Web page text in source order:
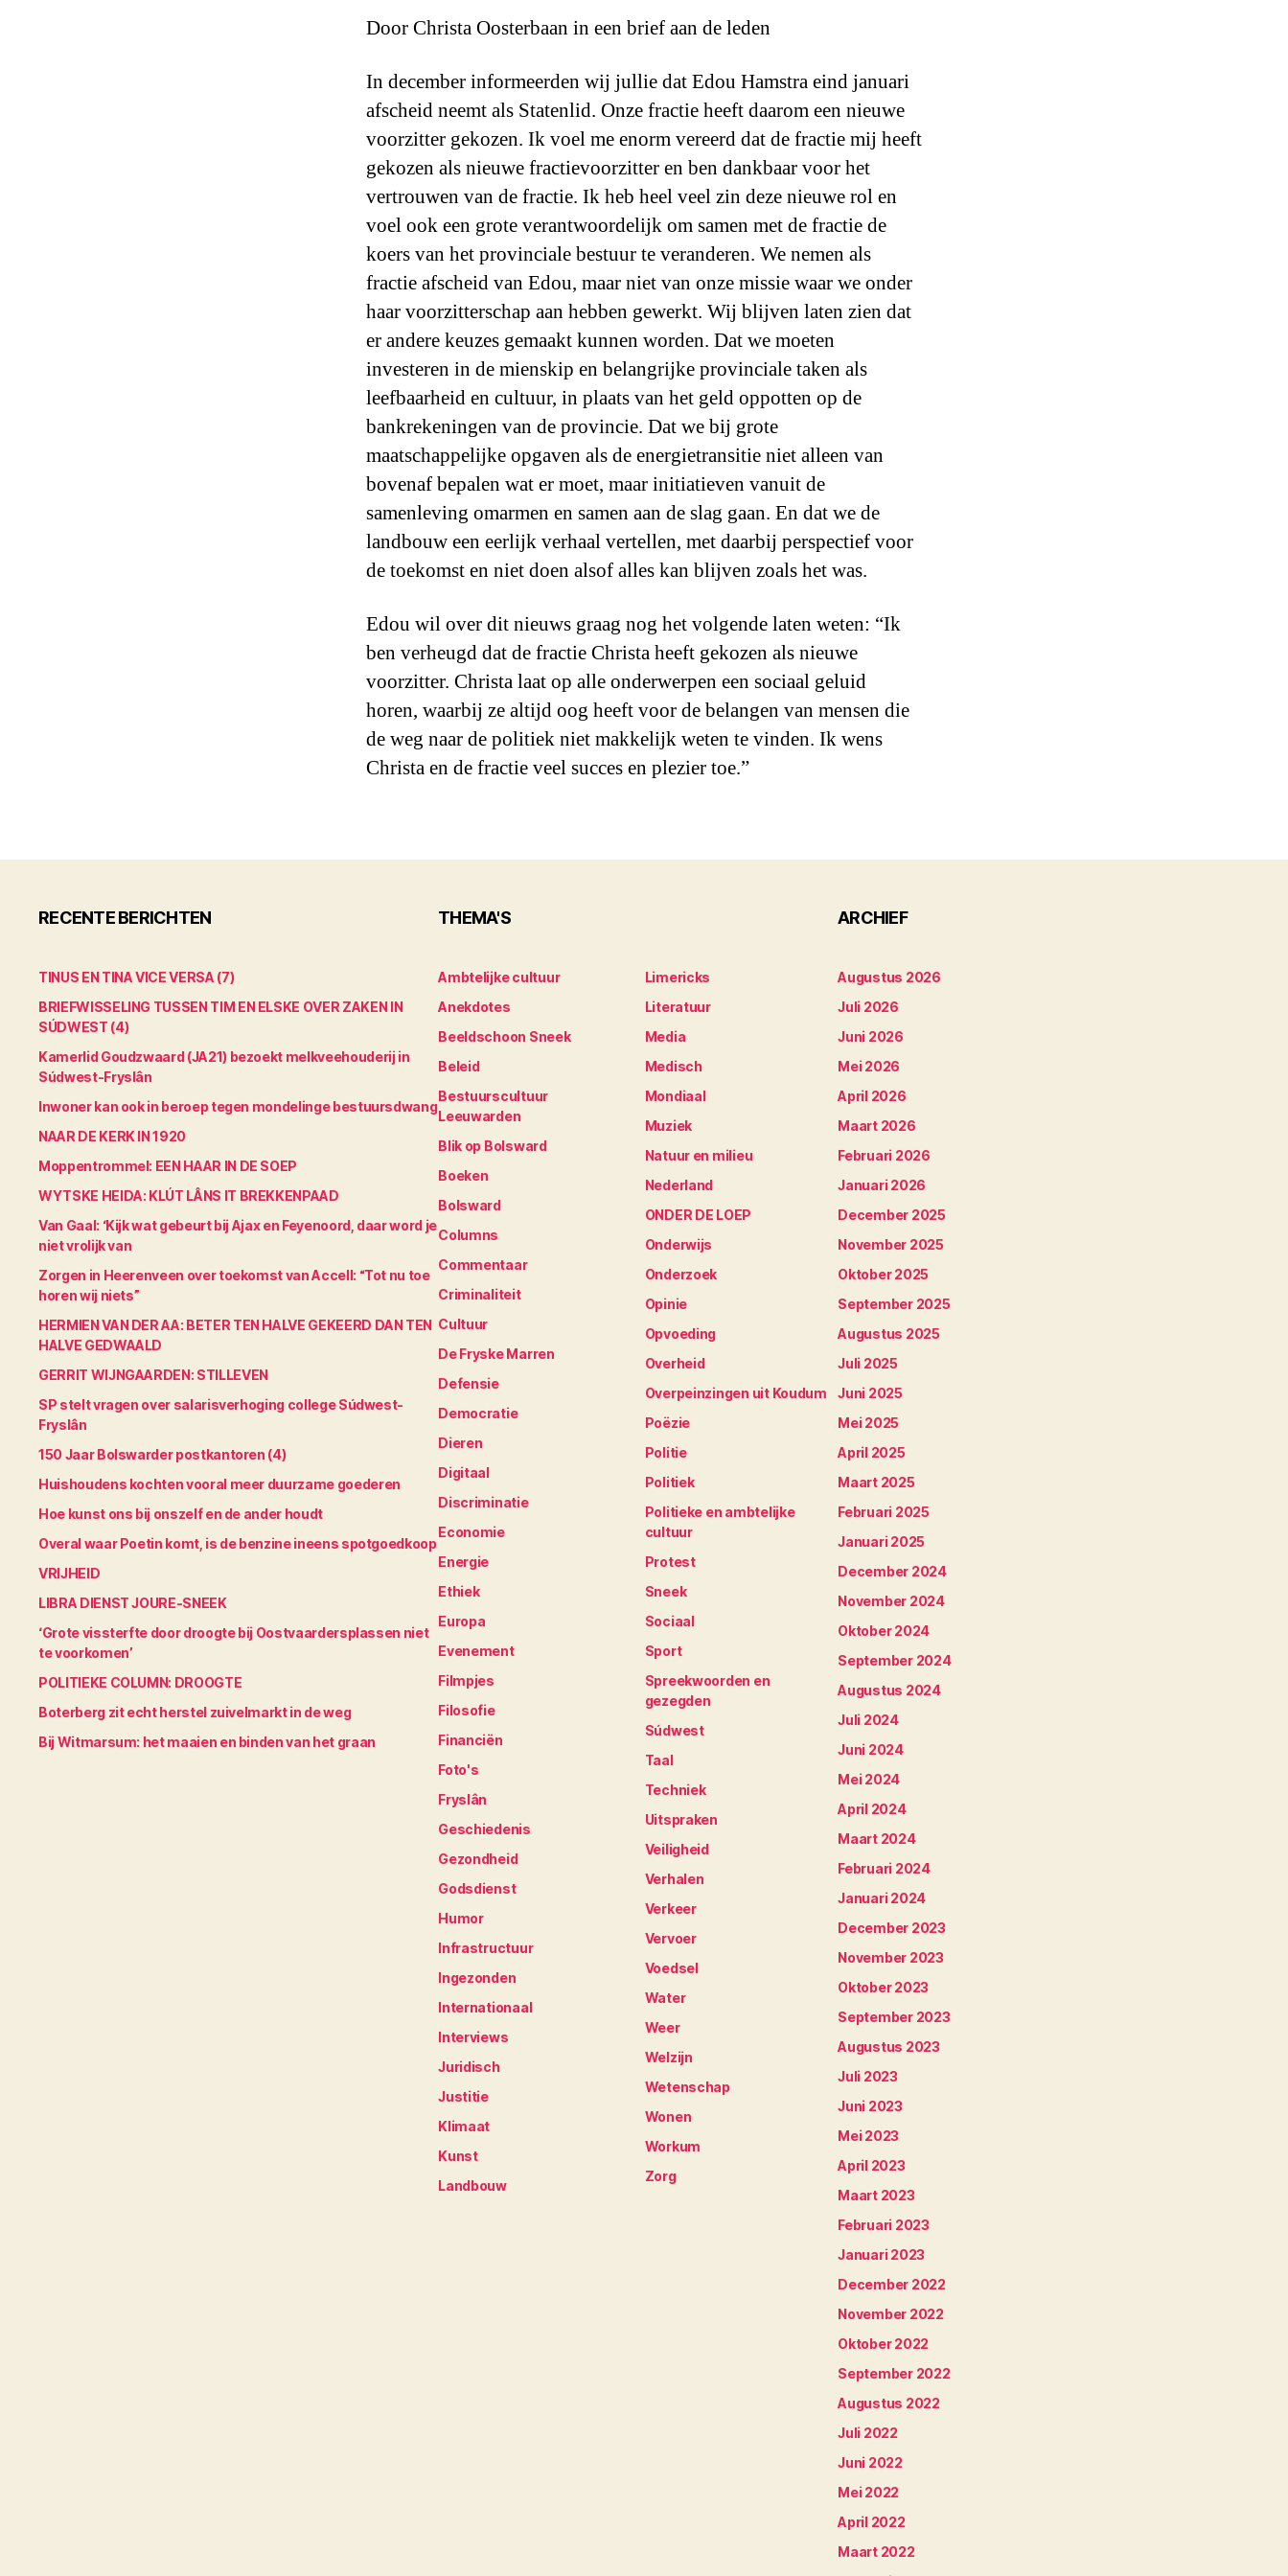
Door Christa Oosterbaan in een brief aan de leden
In december informeerden wij jullie dat Edou Hamstra eind januari
afscheid neemt als Statenlid. Onze fractie heeft daarom een nieuwe
voorzitter gekozen. Ik voel me enorm vereerd dat de fractie mij heeft
gekozen als nieuwe fractievoorzitter en ben dankbaar voor het
vertrouwen van de fractie. Ik heb heel veel zin deze nieuwe rol en
voel ook een grote verantwoordelijk om samen met de fractie de
koers van het provinciale bestuur te veranderen. We nemen als
fractie afscheid van Edou, maar niet van onze missie waar we onder
haar voorzitterschap aan hebben gewerkt. Wij blijven laten zien dat
er andere keuzes gemaakt kunnen worden. Dat we moeten
investeren in de mienskip en belangrijke provinciale taken als
leefbaarheid en cultuur, in plaats van het geld oppotten op de
bankrekeningen van de provincie. Dat we bij grote
maatschappelijke opgaven als de energietransitie niet alleen van
bovenaf bepalen wat er moet, maar initiatieven vanuit de
samenleving omarmen en samen aan de slag gaan. En dat we de
landbouw een eerlijk verhaal vertellen, met daarbij perspectief voor
de toekomst en niet doen alsof alles kan blijven zoals het was.
Edou wil over dit nieuws graag nog het volgende laten weten: “Ik
ben verheugd dat de fractie Christa heeft gekozen als nieuwe
voorzitter. Christa laat op alle onderwerpen een sociaal geluid
horen, waarbij ze altijd oog heeft voor de belangen van mensen die
de weg naar de politiek niet makkelijk weten te vinden. Ik wens
Christa en de fractie veel succes en plezier toe.”
RECENTE BERICHTEN
TINUS EN TINA VICE VERSA (7)
BRIEFWISSELING TUSSEN TIM EN ELSKE OVER ZAKEN IN
SÚDWEST (4)
Kamerlid Goudzwaard (JA21) bezoekt melkveehouderij in
Súdwest-Fryslân
Inwoner kan ook in beroep tegen mondelinge bestuursdwang
NAAR DE KERK IN 1920
Moppentrommel: EEN HAAR IN DE SOEP
WYTSKE HEIDA: KLÚT LÂNS IT BREKKENPAAD
Van Gaal: ‘Kijk wat gebeurt bij Ajax en Feyenoord, daar word je
niet vrolijk van
Zorgen in Heerenveen over toekomst van Accell: “Tot nu toe
horen wij niets”
HERMIEN VAN DER AA: BETER TEN HALVE GEKEERD DAN TEN
HALVE GEDWAALD
GERRIT WIJNGAARDEN: STILLEVEN
SP stelt vragen over salarisverhoging college Súdwest-
Fryslân
150 Jaar Bolswarder postkantoren (4)
Huishoudens kochten vooral meer duurzame goederen
Hoe kunst ons bij onszelf en de ander houdt
Overal waar Poetin komt, is de benzine ineens spotgoedkoop
VRIJHEID
LIBRA DIENST JOURE-SNEEK
‘Grote vissterfte door droogte bij Oostvaardersplassen niet
te voorkomen’
POLITIEKE COLUMN: DROOGTE
Boterberg zit echt herstel zuivelmarkt in de weg
Bij Witmarsum: het maaien en binden van het graan
THEMA'S
Ambtelijke cultuur
Anekdotes
Beeldschoon Sneek
Beleid
Bestuurscultuur
Leeuwarden
Blik op Bolsward
Boeken
Bolsward
Columns
Commentaar
Criminaliteit
Cultuur
De Fryske Marren
Defensie
Democratie
Dieren
Digitaal
Discriminatie
Economie
Energie
Ethiek
Europa
Evenement
Filmpjes
Filosofie
Financiën
Foto's
Fryslân
Geschiedenis
Gezondheid
Godsdienst
Humor
Infrastructuur
Ingezonden
Internationaal
Interviews
Juridisch
Justitie
Klimaat
Kunst
Landbouw
Limericks
Literatuur
Media
Medisch
Mondiaal
Muziek
Natuur en milieu
Nederland
ONDER DE LOEP
Onderwijs
Onderzoek
Opinie
Opvoeding
Overheid
Overpeinzingen uit Koudum
Poëzie
Politie
Politiek
Politieke en ambtelijke
cultuur
Protest
Sneek
Sociaal
Sport
Spreekwoorden en
gezegden
Súdwest
Taal
Techniek
Uitspraken
Veiligheid
Verhalen
Verkeer
Vervoer
Voedsel
Water
Weer
Welzijn
Wetenschap
Wonen
Workum
Zorg
ARCHIEF
Augustus 2026
Juli 2026
Juni 2026
Mei 2026
April 2026
Maart 2026
Februari 2026
Januari 2026
December 2025
November 2025
Oktober 2025
September 2025
Augustus 2025
Juli 2025
Juni 2025
Mei 2025
April 2025
Maart 2025
Februari 2025
Januari 2025
December 2024
November 2024
Oktober 2024
September 2024
Augustus 2024
Juli 2024
Juni 2024
Mei 2024
April 2024
Maart 2024
Februari 2024
Januari 2024
December 2023
November 2023
Oktober 2023
September 2023
Augustus 2023
Juli 2023
Juni 2023
Mei 2023
April 2023
Maart 2023
Februari 2023
Januari 2023
December 2022
November 2022
Oktober 2022
September 2022
Augustus 2022
Juli 2022
Juni 2022
Mei 2022
April 2022
Maart 2022